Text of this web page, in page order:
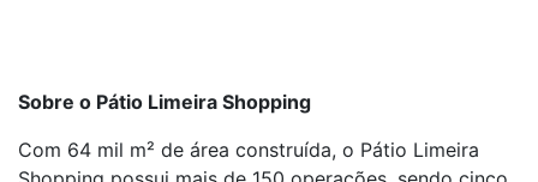
Sobre o Pátio Limeira Shopping
Com 64 mil m² de área construída, o Pátio Limeira